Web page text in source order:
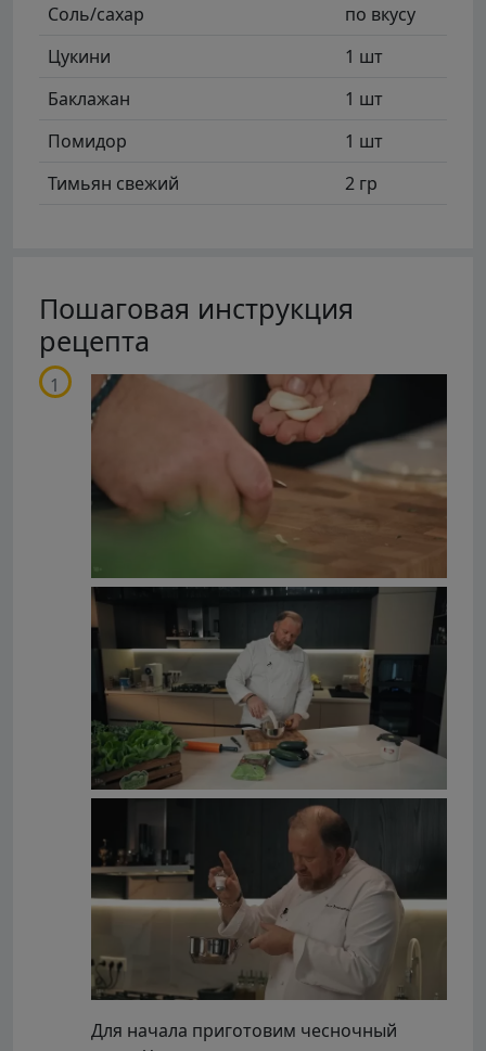
Соль/сахар
по вкусу
Цукини
1 шт
Баклажан
1 шт
Помидор
1 шт
Тимьян свежий
2 гр
Пошаговая инструкция
рецепта
Для начала приготовим чесночный